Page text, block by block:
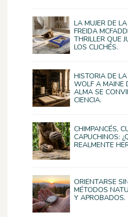
LA MUJER DE
FREIDA
THRILLER QUE
LOS CLICHÉS.
HISTORIA DE
WOLF A MAINE
ALMA SE
CIENCIA.
CHIMPANCÉS,
CAPUCHINOS:
REALMENTE
ORIENTARSE
MÉTODOS
Y APROBADOS.